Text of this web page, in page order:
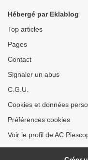
Hébergé par Eklablog
Top articles
Pages
Contact
Signaler un abus
C.G.U.
Cookies et données
Préférences cookies
Voir le profil de AC